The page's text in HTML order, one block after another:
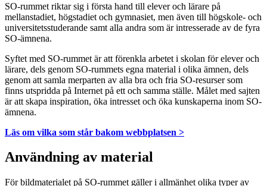
SO-rummet riktar sig i första hand till elever och lärare på
mellanstadiet, högstadiet och gymnasiet, men även till högskole- och
universitetsstuderande samt alla andra som är intresserade av de fyra
SO-ämnena.
Syftet med SO-rummet är att förenkla arbetet i skolan för elever och
lärare, dels genom SO-rummets egna material i olika ämnen, dels
genom att samla merparten av alla bra och fria SO-resurser som
finns utspridda på Internet på ett och samma ställe. Målet med sajten
är att skapa inspiration, öka intresset och öka kunskaperna inom SO-
ämnena.
Läs om vilka som står bakom webbplatsen >
Användning av material
För bildmaterialet på SO-rummet gäller i allmänhet olika typer av